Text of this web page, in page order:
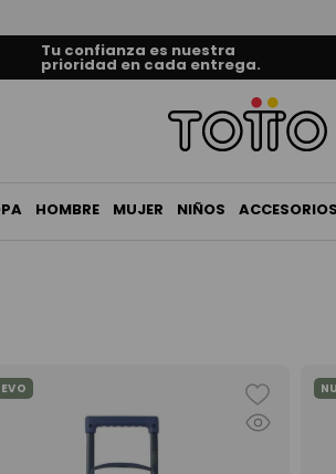
Tu confianza es nuestra
prioridad en cada entrega.
HOMBRE MUJER NIÑOS ACCESORIOS